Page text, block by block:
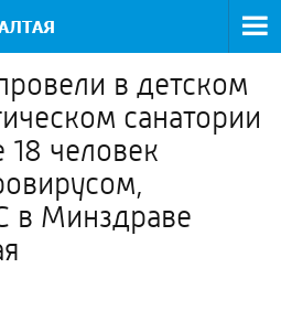
в детском
санатории
18 человек
в Минздраве